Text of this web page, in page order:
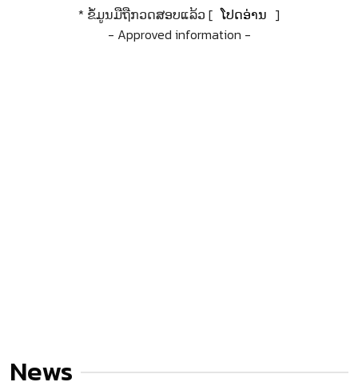
* ຂໍ້ມູນມືຖືກວດສອບແລ້ວ [ ໂປດອ່ານ ]
- Approved information -
News